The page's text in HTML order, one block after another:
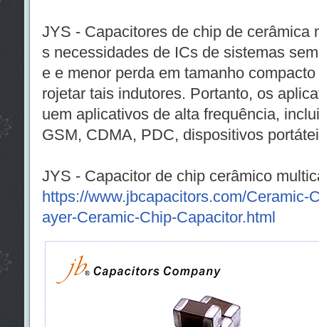
JYS - Capacitores de chip de cerâmica
s necessidades de ICs de sistemas
e e menor perda em tamanho
rojetar tais indutores. Portanto, os
uem aplicativos de alta frequência,
GSM, CDMA, PDC, dispositivos
JYS - Capacitor de chip cerâmico
https://www.jbcapacitors.com/Ceramic-
ayer-Ceramic-Chip-Capacitor.html